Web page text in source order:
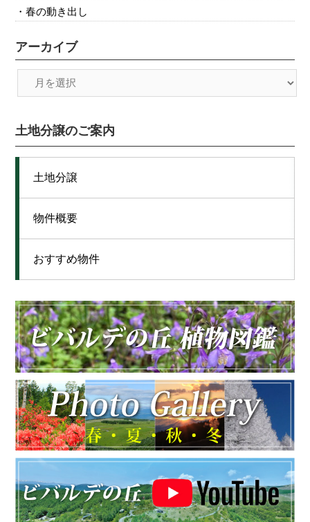
春の動き出し
アーカイブ
土地分譲のご案内
土地分譲
物件概要
おすすめ物件